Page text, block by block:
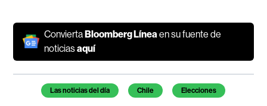
ConviertaBloomberg Línea en su fuente de
noticiasaquí
Temas de este artículo
Las noticias del día Chile Elecciones